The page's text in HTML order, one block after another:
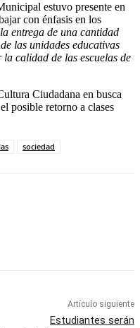
estuvo presente en
con énfasis en los
entrega de una cantidad
las unidades educativas
calidad de las escuelas de
Ciudadana en busca
posible retorno a clases
sociedad
Artículo siguiente
Estudiantes serán